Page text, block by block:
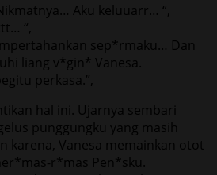
Aku keluuarr… “,
“,
sep*rmaku… Dan
liang v*gin* Vanesa.
perkasa.”,
hal ini. Ujarnya sembari
punggungku yang masih
karena, Vanesa memainkan otot
r*mas Pen*sku.